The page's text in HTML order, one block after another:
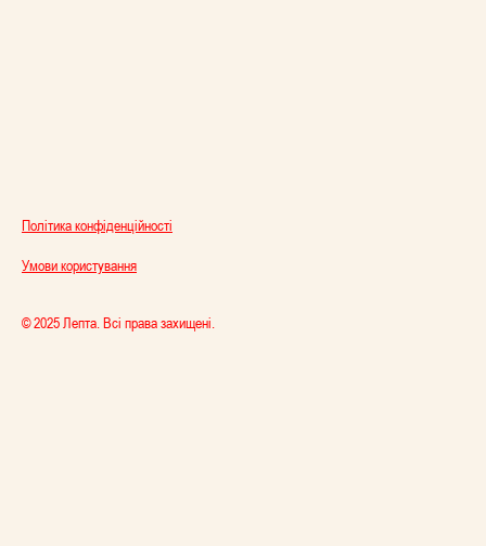
© 2025 Лепта. Всі права захищені.
Політика конфіденційності
Умови користування